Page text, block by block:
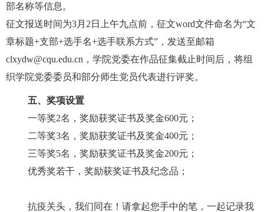
部名称等信息。
征文报送时间为3月 2 日上午九点前，征文word文件命名为“文
章标题+支部+选手名+选手联系方式”， 发送至邮箱
clxydw@cqu.edu.cn ，学院党委在作品征集截止时间后，将组
织学院党委委员和部分师生党员代表进行评奖。
五、奖项设置
一等奖2名，奖励获奖证书及奖金600元；
二等奖3名，奖励获奖证书及奖金400元；
三等奖5名，奖励获奖证书及奖金200元；
优秀奖若干，奖励获奖证书及纪念品；
抗疫关头，我们同在！请拿起您手中的笔，一起记录我